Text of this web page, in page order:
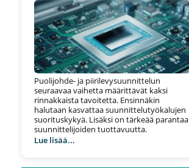
Puolijohde- ja piirilevysuunnittelun
seuraavaa vaihetta määrittävät kaksi
rinnakkaista tavoitetta. Ensinnäkin
halutaan kasvattaa suunnittelutyökalujen
suorituskykyä. Lisäksi on tärkeää parantaa
suunnittelijoiden tuottavuutta.
Lue lisää...